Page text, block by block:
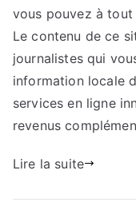
vous pouvez à
Le contenu de ce
journalistes qui
information locale
services en ligne
revenus
Lire la suite